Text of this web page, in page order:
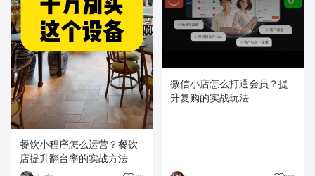
餐饮小程序怎么运营？餐饮
店提升翻台率的实战方法
微信小店怎么打通会员？提
升复购的实战玩法